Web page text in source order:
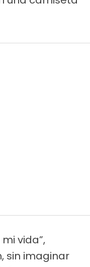
vida”,
sin imaginar